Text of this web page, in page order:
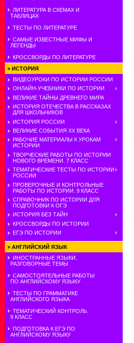
ЛИТЕРАТУРА В СХЕМАХ И
ТАБЛИЦАХ
ТЕСТЫ ПО ЛИТЕРАТУРЕ
САМЫЕ ИЗВЕСТНЫЕ МИФЫ И
ЛЕГЕНДЫ
КРОССВОРДЫ ПО ЛИТЕРАТУРЕ
» ИСТОРИЯ
ВИДЕОУРОКИ ПО ИСТОРИИ РОССИИ
ОНЛАЙН-УЧЕБНИКИ ПО ИСТОРИИ
ВЕЛИКИЕ ТАЙНЫ ДРЕВНЕГО МИРА
ИСТОРИЯ ОТЕЧЕСТВА В РАССКАЗАХ
ДЛЯ ШКОЛЬНИКОВ
ИСТОРИЯ РОССИИ
ВЕЛИКИЕ СОБЫТИЯ ХХ ВЕКА
РАБОЧИЕ МАТЕРИАЛЫ К УРОКАМ
ИСТОРИИ
ТВОРЧЕСКИЕ РАБОТЫ ПО ИСТОРИИ
НОВОГО ВРЕМЕНИ. 7 КЛАСС
ТЕМАТИЧЕСКИЕ ТЕСТЫ ПО ИСТОРИИ
РОССИИ
ПРОВЕРОЧНЫЕ И КОНТРОЛЬНЫЕ
РАБОТЫ ПО ИСТОРИИ. 9 КЛАСС
СПРАВОЧНИК ПО ИСТОРИИ ДЛЯ
ПОДГОТОВКИ К ОГЭ
ИСТОРИЯ БЕЗ ТАЙН
КРОССВОРДЫ ПО ИСТОРИИ
ЕГЭ ПО ИСТОРИИ
» АНГЛИЙСКИЙ ЯЗЫК
ИНОСТРАННЫЕ ЯЗЫКИ.
РАЗГОВОРНЫЕ ТЕМЫ
САМОСТОЯТЕЛЬНЫЕ РАБОТЫ
ПО АНГЛИЙСКОМУ ЯЗЫКУ
ТЕСТЫ ПО ГРАММАТИКЕ
АНГЛИЙСКОГО ЯЗЫКА
ТЕМАТИЧЕСКИЙ КОНТРОЛЬ.
9 КЛАСС
ПОДГОТОВКА К ЕГЭ ПО
АНГЛИЙСКОМУ ЯЗЫКУ